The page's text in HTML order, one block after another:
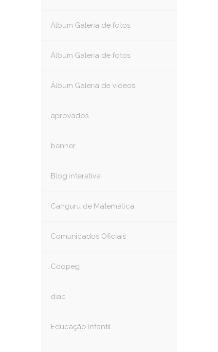
Álbum Galeria de fotos
Álbum Galeria de fotos
Álbum Galeria de vídeos
aprovados
banner
Blog interativa
Canguru de Matemática
Comunicados Oficiais
Coopeg
diac
Educação Infantil